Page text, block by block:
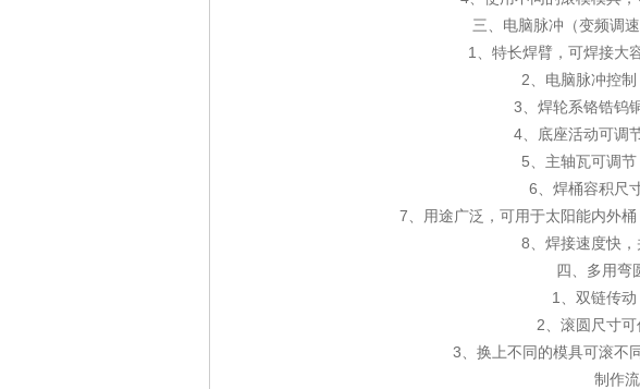
三、电脑脉冲（变频调
1、特长焊臂，可焊接大
2、电脑脉冲控制
3、焊轮系铬锆钨
4、底座活动可调
5、主轴瓦可调节
6、焊桶容积尺
7、用途广泛，可用于太阳能内外
8、焊接速度快，
四、多用弯
1、双链传动
2、滚圆尺寸可
3、换上不同的模具可滚不
制作